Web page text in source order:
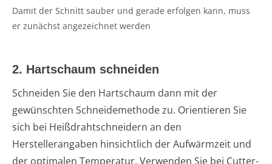
Damit der Schnitt sauber und gerade erfolgen kann, muss
er zunächst angezeichnet werden
2. Hartschaum schneiden
Schneiden Sie den Hartschaum dann mit der
gewünschten Schneidemethode zu. Orientieren Sie
sich bei Heißdrahtschneidern an den
Herstellerangaben hinsichtlich der Aufwärmzeit und
der optimalen Temperatur. Verwenden Sie bei Cutter-